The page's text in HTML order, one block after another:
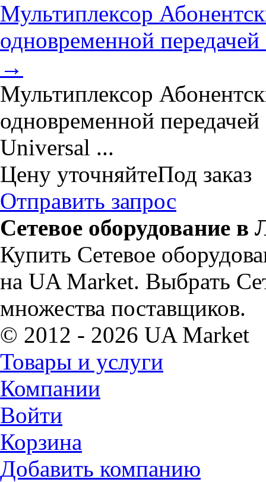
Мультиплексор
одновременной
→
Мультиплексор
одновременной
Universal ...
Цену уточняйтеПод заказ
Отправить запрос
Сетевое оборудование
Купить Сетевое
на UA Market. Выбрать
множества поставщиков.
© 2012 - 2026 UA Market
Товары и услуги
Компании
Войти
Корзина
Добавить компанию